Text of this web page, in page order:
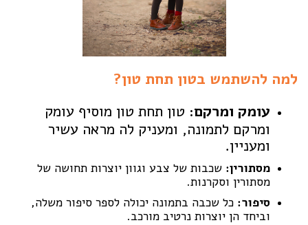
למה להשתמש בטון תחת טון?
עומק ומרקם:טון תחת טון מוסיף עומק
ומרקם לתמונה, ומעניק לה מראה עשיר
ומעניין.
מסתורין:שכבות של צבע וגוון יוצרות תחושה של
מסתורין וסקרנות.
סיפור:כל שכבה בתמונה יכולה לספר סיפור משלה,
וביחד הן יוצרות נרטיב מורכב.